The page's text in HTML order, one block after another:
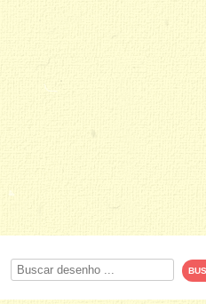
Procurar